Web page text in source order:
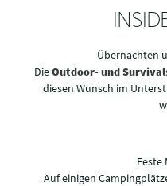
Übernachten
DieOutdoor- und
diesen Wunsch im
Feste
Auf einigen